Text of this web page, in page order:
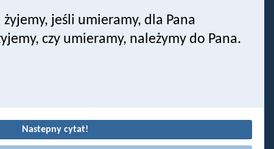
żyjemy, jeśli umieramy, dla Pana
czy umieramy, należymy do Pana.
Nastepny cytat!